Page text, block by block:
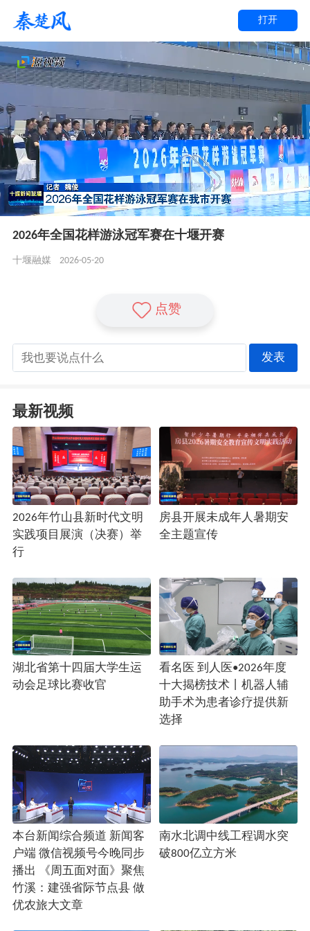
打开
2026年全国花样游泳冠军赛在十堰开赛
十堰融媒 2026-05-20
点赞
发表
最新视频
2026年竹山县新时代文明
实践项目展演（决赛）举
行
房县开展未成年人暑期安
全主题宣传
湖北省第十四届大学生运
动会足球比赛收官
看名医 到人医•2026年度
十大揭榜技术丨机器人辅
助手术为患者诊疗提供新
选择
本台新闻综合频道 新闻客
户端 微信视频号今晚同步
播出 《周五面对面》聚焦
竹溪：建强省际节点县 做
优农旅大文章
南水北调中线工程调水突
破800亿立方米